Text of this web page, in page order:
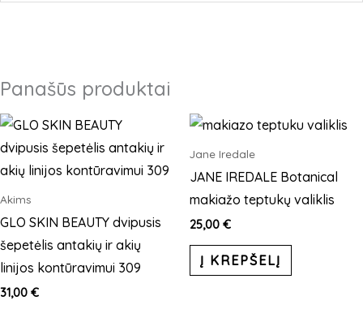
Panašūs produktai
Akims
GLO SKIN BEAUTY dvipusis
šepetėlis antakių ir akių
linijos kontūravimui 309
31,00 €
Jane Iredale
JANE IREDALE Botanical
makiažo teptukų valiklis
25,00 €
Į KREPŠELĮ